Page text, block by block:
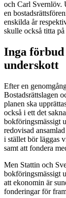
och Carl Svernlöv.
en
enskilda år
skulle också titta på
Inga
underskott
Efter en
Bostadsrättslagen
planen ska
också i ett det
bokföringsmässigt
redovisad
i stället bör läggas
samt att fondera
Men Stattin och
bokföringsmässigt
att ekonomin är
fonderingar för